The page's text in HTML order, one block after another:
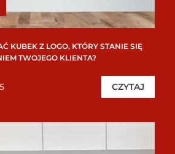
KUBEK Z LOGO, KTÓRY STANIE SIĘ
TWOJEGO KLIENTA?
CZYTAJ